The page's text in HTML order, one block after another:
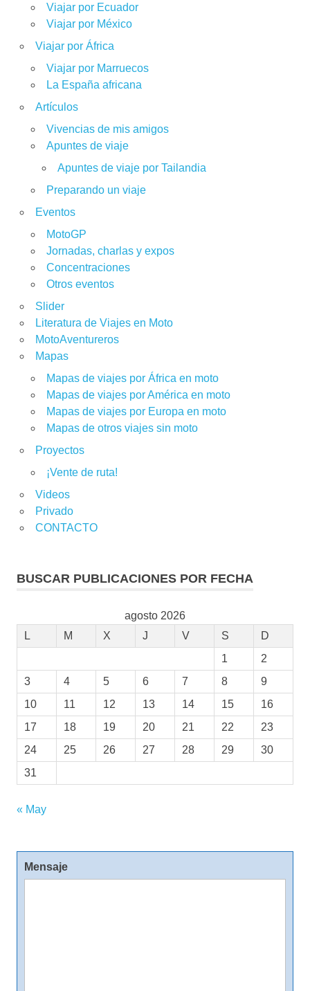
Viajar por Ecuador
Viajar por México
Viajar por África
Viajar por Marruecos
La España africana
Artículos
Vivencias de mis amigos
Apuntes de viaje
Apuntes de viaje por Tailandia
Preparando un viaje
Eventos
MotoGP
Jornadas, charlas y expos
Concentraciones
Otros eventos
Slider
Literatura de Viajes en Moto
MotoAventureros
Mapas
Mapas de viajes por África en moto
Mapas de viajes por América en moto
Mapas de viajes por Europa en moto
Mapas de otros viajes sin moto
Proyectos
¡Vente de ruta!
Videos
Privado
CONTACTO
BUSCAR PUBLICACIONES POR FECHA
agosto 2026
L
M X J V S
D
1
2
3
4 5 6 7 8
9
10
11 12 13 14 15
16
17
18 19 20 21 22
23
24
25 26 27 28 29
30
31
« May
Mensaje